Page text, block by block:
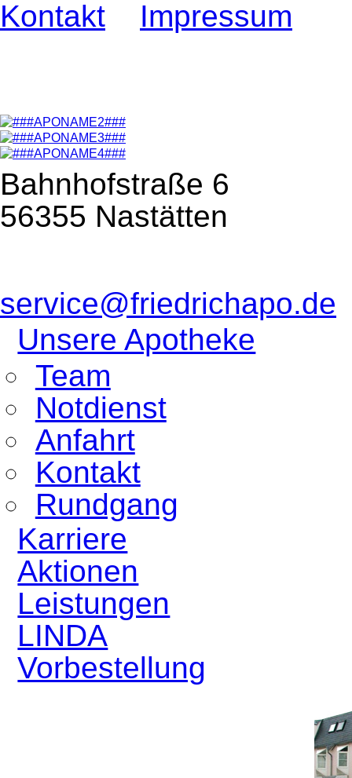
Kontakt Impressum
Bahnhofstraße 6
56355 Nastätten
service@friedrichapo.de
Unsere Apotheke
Team
Notdienst
Anfahrt
Kontakt
Rundgang
Karriere
Aktionen
Leistungen
LINDA
Vorbestellung